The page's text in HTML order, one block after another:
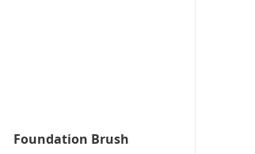
Foundation Brush